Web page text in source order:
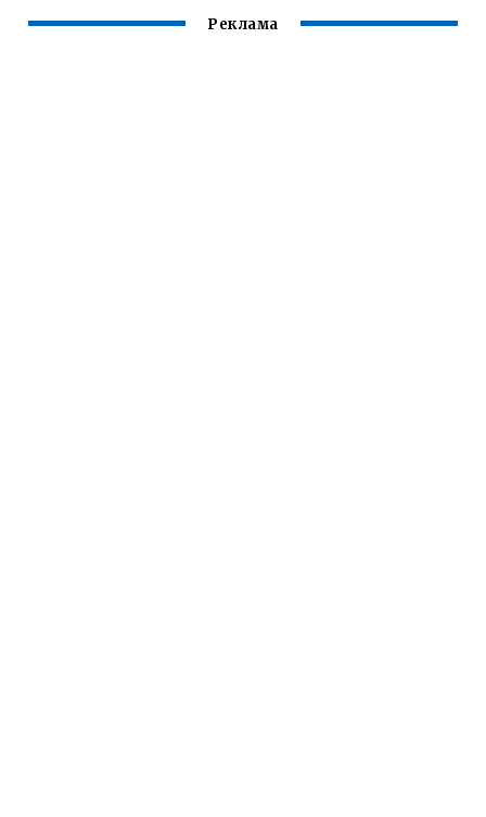
Реклама